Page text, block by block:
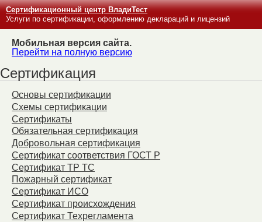
Сертификационный центр ВладиТест
Услуги по сертификации, оформлению деклараций и лицензий
Мобильная версия сайта.
Перейти на полную версию
Сертификация
Основы сертификации
Схемы сертификации
Сертификаты
Обязательная сертификация
Добровольная сертификация
Сертификат соответствия ГОСТ Р
Сертификат ТР ТС
Пожарный сертификат
Сертификат ИСО
Сертификат происхождения
Сертификат Техрегламента